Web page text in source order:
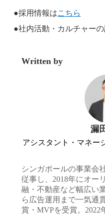
●採用情報はこちら
●社内活動・カルチャー
Written by
漏
アシスタント・マネー
シンガポールの事業会
従事し、2018年にオー
融・不動産など幅広い
ら広告運用まで一気通
賞・MVPを受賞。2022